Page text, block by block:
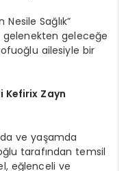
Sağlık”
gelenekten geleceğe
ailesiyle bir
Kefirix Zayn
ve yaşamda
tarafından temsil
eğlenceli ve